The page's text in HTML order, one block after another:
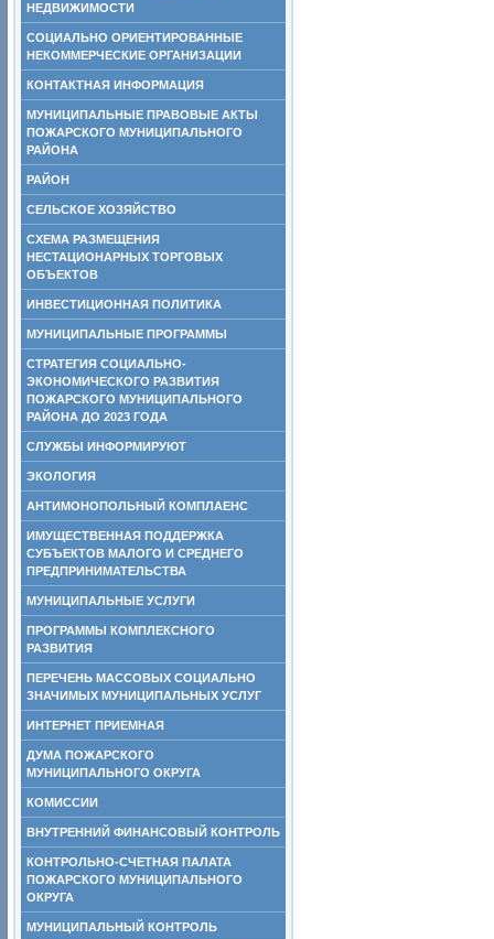
НЕДВИЖИМОСТИ
СОЦИАЛЬНО ОРИЕНТИРОВАННЫЕ
НЕКОММЕРЧЕСКИЕ ОРГАНИЗАЦИИ
КОНТАКТНАЯ ИНФОРМАЦИЯ
МУНИЦИПАЛЬНЫЕ ПРАВОВЫЕ АКТЫ
ПОЖАРСКОГО МУНИЦИПАЛЬНОГО
РАЙОНА
РАЙОН
СЕЛЬСКОЕ ХОЗЯЙСТВО
СХЕМА РАЗМЕЩЕНИЯ
НЕСТАЦИОНАРНЫХ ТОРГОВЫХ
ОБЪЕКТОВ
ИНВЕСТИЦИОННАЯ ПОЛИТИКА
МУНИЦИПАЛЬНЫЕ ПРОГРАММЫ
СТРАТЕГИЯ СОЦИАЛЬНО-
ЭКОНОМИЧЕСКОГО РАЗВИТИЯ
ПОЖАРСКОГО МУНИЦИПАЛЬНОГО
РАЙОНА ДО 2023 ГОДА
СЛУЖБЫ ИНФОРМИРУЮТ
ЭКОЛОГИЯ
АНТИМОНОПОЛЬНЫЙ КОМПЛАЕНС
ИМУЩЕСТВЕННАЯ ПОДДЕРЖКА
СУБЪЕКТОВ МАЛОГО И СРЕДНЕГО
ПРЕДПРИНИМАТЕЛЬСТВА
МУНИЦИПАЛЬНЫЕ УСЛУГИ
ПРОГРАММЫ КОМПЛЕКСНОГО
РАЗВИТИЯ
ПЕРЕЧЕНЬ МАССОВЫХ СОЦИАЛЬНО
ЗНАЧИМЫХ МУНИЦИПАЛЬНЫХ УСЛУГ
ИНТЕРНЕТ ПРИЕМНАЯ
ДУМА ПОЖАРСКОГО
МУНИЦИПАЛЬНОГО ОКРУГА
КОМИССИИ
ВНУТРЕННИЙ ФИНАНСОВЫЙ КОНТРОЛЬ
КОНТРОЛЬНО-СЧЕТНАЯ ПАЛАТА
ПОЖАРСКОГО МУНИЦИПАЛЬНОГО
ОКРУГА
МУНИЦИПАЛЬНЫЙ КОНТРОЛЬ